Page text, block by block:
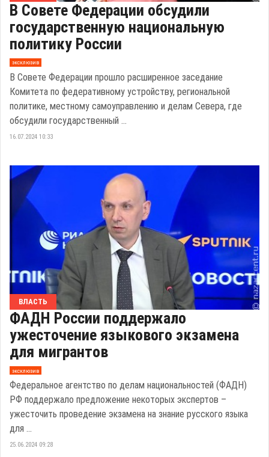
В Совете Федерации обсудили
государственную национальную
политику России
эксклюзив
В Совете Федерации прошло расширенное заседание
Комитета по федеративному устройству, региональной
политике, местному самоуправлению и делам Севера, где
обсудили государственный ...
16.07.2024 10:33
ВЛАСТЬ
ФАДН России поддержало
ужесточение языкового экзамена
для мигрантов
эксклюзив
Федеральное агентство по делам национальностей (ФАДН)
РФ поддержало предложение некоторых экспертов –
ужесточить проведение экзамена на знание русского языка
для ...
25.06.2024 09:28